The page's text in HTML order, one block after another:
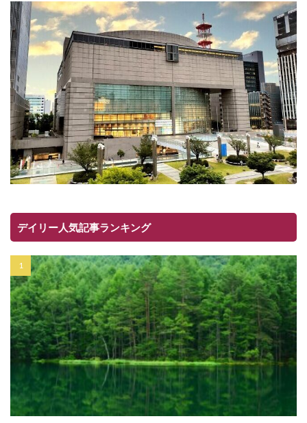
デイリー人気記事ランキング